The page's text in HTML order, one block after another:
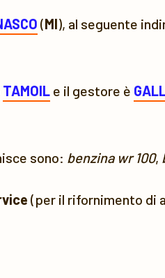
(MI), al seguente
TAMOIL e il gestore è
sono: benzina wr 100,
(per il rifornimento di